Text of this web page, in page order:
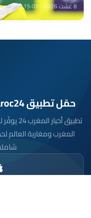
8 غشت 2026 - 15:01
حمّل تطبيق Maroc24، أخبار المغرب تصلك أولاً
تطبيق
المغرب ومغاربة العالم